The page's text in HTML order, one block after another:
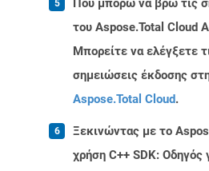
Πού μπορώ να βρω τις
του Aspose.Total Cloud
Μπορείτε να ελέγξετε
σημειώσεις έκδοσης
Aspose.Total Cloud.
Ξεκινώντας με το
χρήση C++ SDK: Οδηγός